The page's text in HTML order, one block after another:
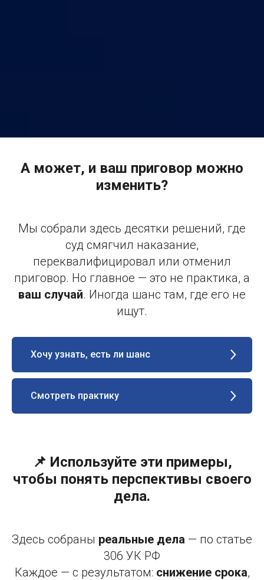
А может, и ваш приговор можно
изменить?
Мы собрали здесь десятки решений, где
суд смягчил наказание,
переквалифицировал или отменил
приговор. Но главное — это не практика, а
ваш случай. Иногда шанс там, где его не
ищут.
Хочу узнать, есть ли шанс
Смотреть практику
📌 Используйте эти примеры,
чтобы понять перспективы своего
дела.
Здесь собраны реальные дела — по статье
306 УК РФ
Каждое — с результатом: снижение срока,